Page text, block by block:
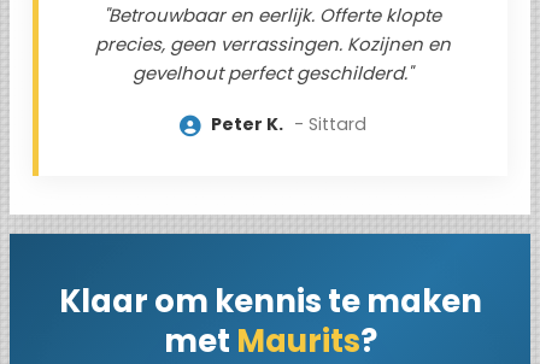
"Betrouwbaar en eerlijk. Offerte klopte
precies, geen verrassingen. Kozijnen en
gevelhout perfect geschilderd."
Peter K. Sittard
Klaar om kennis te maken
met Maurits?